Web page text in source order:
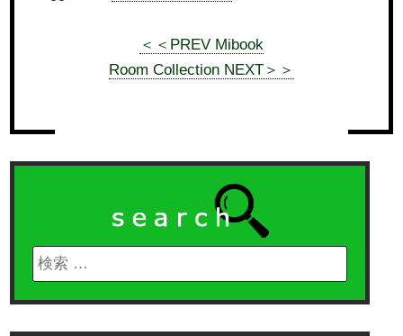
＜＜PREV Mibook
Room Collection NEXT＞＞